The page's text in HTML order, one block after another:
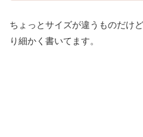
ちょっとサイズが違うものだけ
り細かく書いてます。